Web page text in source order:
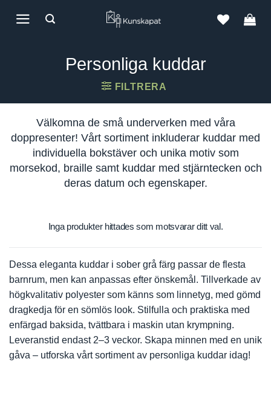
Personliga kuddar
FILTRERA
Välkomna de små underverken med våra
doppresenter! Vårt sortiment inkluderar kuddar med
individuella bokstäver och unika motiv som
morsekod, braille samt kuddar med stjärntecken och
deras datum och egenskaper.
Inga produkter hittades som motsvarar ditt val.
Dessa eleganta kuddar i sober grå färg passar de flesta
barnrum, men kan anpassas efter önskemål. Tillverkade av
högkvalitativ polyester som känns som linnetyg, med gömd
dragkedja för en sömlös look. Stilfulla och praktiska med
enfärgad baksida, tvättbara i maskin utan krympning.
Leveranstid endast 2–3 veckor. Skapa minnen med en unik
gåva – utforska vårt sortiment av personliga kuddar idag!